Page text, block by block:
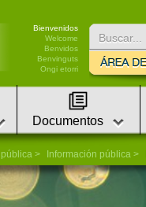
Bienvenidos
Welcome
Benvidos
Benvinguts
Ongi etorri
Documentos
pública Información pública